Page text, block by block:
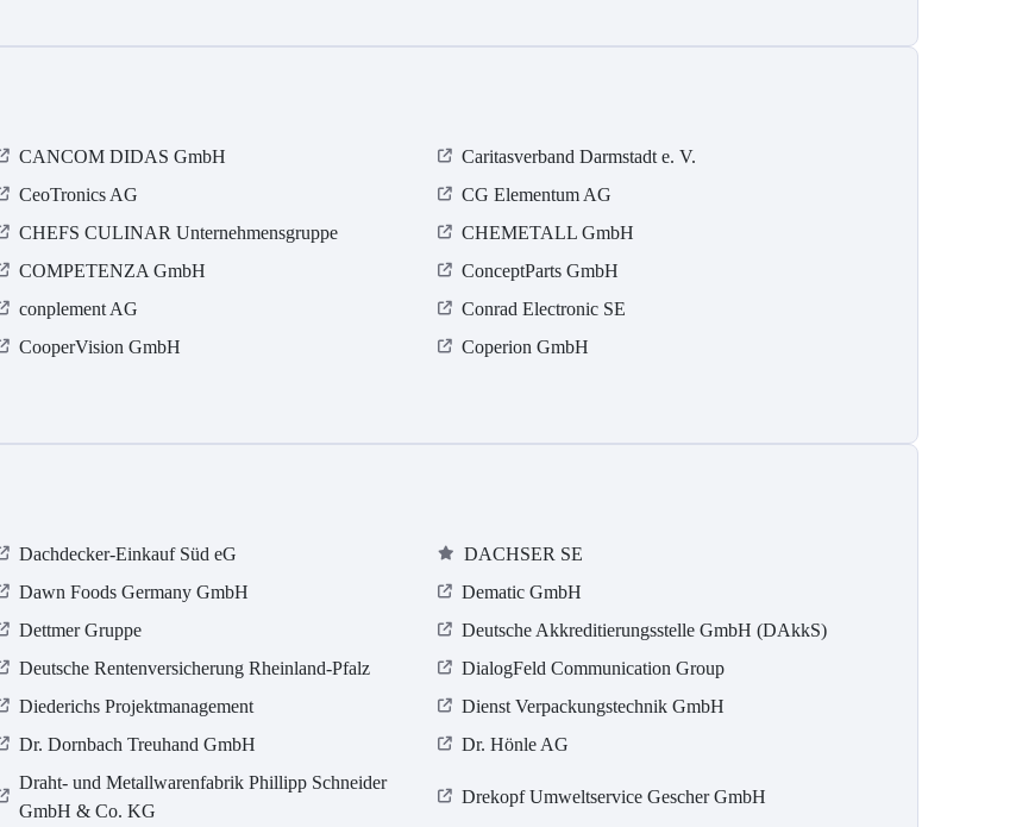
CANCOM DIDAS GmbH
Caritasverband Darmstadt e. V.
CeoTronics AG
CG Elementum AG
CHEFS CULINAR Unternehmensgruppe
CHEMETALL GmbH
COMPETENZA GmbH
ConceptParts GmbH
conplement AG
Conrad Electronic SE
CooperVision GmbH
Coperion GmbH
Dachdecker-Einkauf Süd eG
DACHSER SE
Dawn Foods Germany GmbH
Dematic GmbH
Dettmer Gruppe
Deutsche Akkreditierungsstelle GmbH (DAkkS)
Deutsche Rentenversicherung Rheinland-Pfalz
DialogFeld Communication Group
Diederichs Projektmanagement
Dienst Verpackungstechnik GmbH
Dr. Dornbach Treuhand GmbH Dr. Hönle AG
Draht- und Metallwarenfabrik Phillipp Schneider
GmbH & Co. KG
Drekopf Umweltservice Gescher GmbH